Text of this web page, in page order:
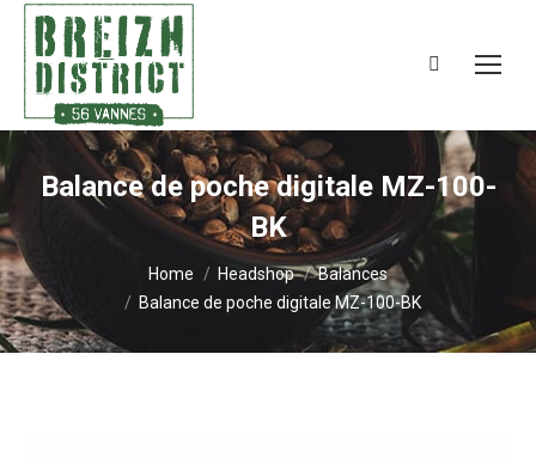
Search:
Balance de poche digitale MZ-100-
BK
You are here: Home Headshop
Balances
Balance de poche digitale MZ-100-BK